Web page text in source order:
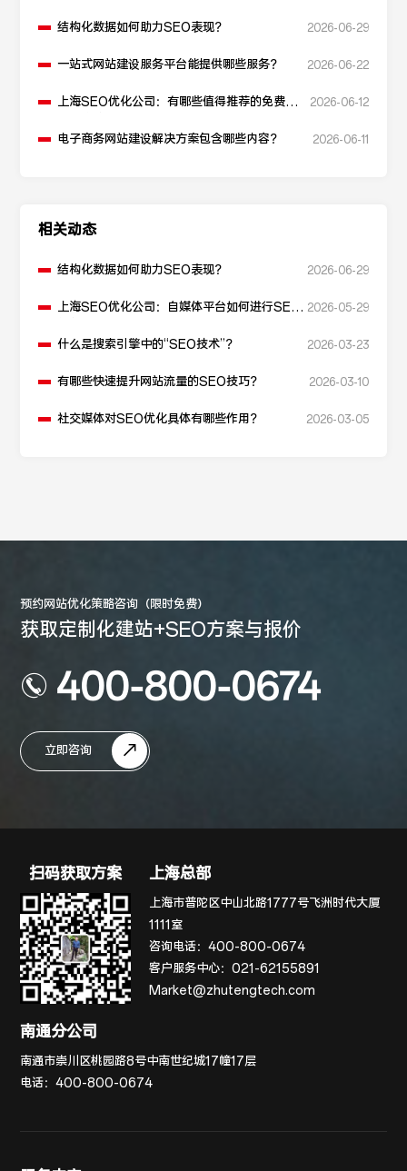
结构化数据如何助力SEO表现？ 2026-06-29
一站式网站建设服务平台能提供哪些服务？ 2026-06-22
上海SEO优化公司：有哪些值得推荐的免费
2026-06-12
电子商务网站建设解决方案包含哪些内容？ 2026-06-11
相关动态
结构化数据如何助力SEO表现？ 2026-06-29
上海SEO优化公司：自媒体平台如何进行SEO 2026-05-29
什么是搜索引擎中的“SEO技术”？ 2026-03-23
有哪些快速提升网站流量的SEO技巧？ 2026-03-10
社交媒体对SEO优化具体有哪些作用？ 2026-03-05
预约网站优化策略咨询（限时免费）
获取定制化建站+SEO方案与报价
400-800-0674
立即咨询
扫码获取方案 上海总部
上海市普陀区中山北路1777号飞洲时代大厦
1111室
咨询电话：400-800-0674
客户服务中心：021-62155891
Market@zhutengtech.com
南通分公司
南通市崇川区桃园路8号中南世纪城17幢17层
电话：400-800-0674